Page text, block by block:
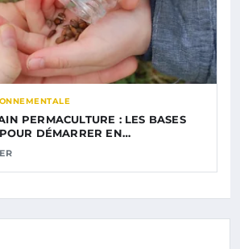
PERMACULTURE : LES BASES
DÉMARRER EN…